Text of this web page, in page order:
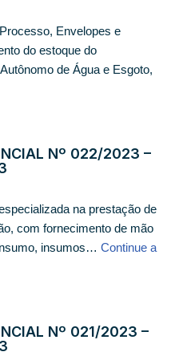
Envelopes e
do estoque do
de Água e Esgoto,
Nº 022/2023 –
na prestação de
com fornecimento de mão
insumos… Continue a
Nº 021/2023 –